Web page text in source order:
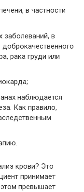
в частности
заболеваний, в
рака груди или
наблюдается
Как правило,
крови? Это
принимает
превышает